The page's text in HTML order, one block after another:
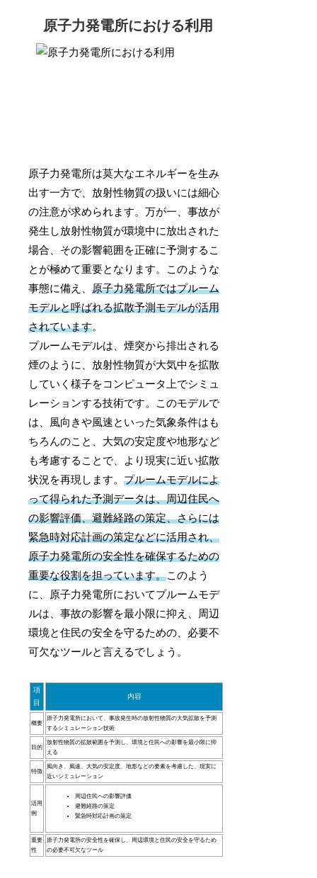
原子力発電所における利用
原子力発電所は莫大なエネルギーを生み
出す一方で、放射性物質の扱いには細心
の注意が求められます。万が一、事故が
発生し放射性物質が環境中に放出された
場合、その影響範囲を正確に予測するこ
とが極めて重要となります。このような
事態に備え、原子力発電所ではプルーム
モデルと呼ばれる拡散予測モデルが活用
されています。
プルームモデルは、煙突から排出される
煙のように、放射性物質が大気中を拡散
していく様子をコンピュータ上でシミュ
レーションする技術です。このモデルで
は、風向きや風速といった気象条件はも
ちろんのこと、大気の安定度や地形など
も考慮することで、より現実に近い拡散
状況を再現します。プルームモデルによ
って得られた予測データは、周辺住民へ
の影響評価、避難経路の策定、さらには
緊急時対応計画の策定などに活用され、
原子力発電所の安全性を確保するための
重要な役割を担っています。このよう
に、原子力発電所においてプルームモデ
ルは、事故の影響を最小限に抑え、周辺
環境と住民の安全を守るための、必要不
可欠なツールと言えるでしょう。
項
目
内容
概要
原子力発電所において、事故発生時の放射性物質の大気拡散を予測
するシミュレーション技術
目的
放射性物質の拡散範囲を予測し、環境と住民への影響を最小限に抑
える
特徴
風向き、風速、大気の安定度、地形などの要素を考慮した、現実に
近いシミュレーション
活用
例
周辺住民への影響評価
避難経路の策定
緊急時対応計画の策定
重要
性
原子力発電所の安全性を確保し、周辺環境と住民の安全を守るため
の必要不可欠なツール